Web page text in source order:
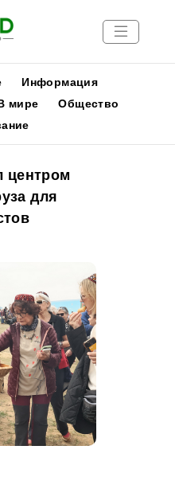
Информация
мире
Общество
центром
для